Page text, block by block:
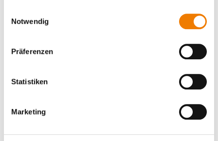
Notwendig
Präferenzen
Statistiken
Marketing
Artikelnummer: 01605000A